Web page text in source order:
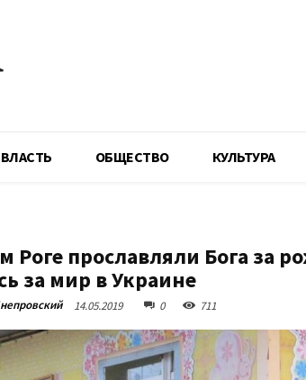
ВЛАСТЬ ОБЩЕСТВО КУЛЬТУРА
Роге прославляли Бога за
за мир в Украине
14.05.2019 0 711